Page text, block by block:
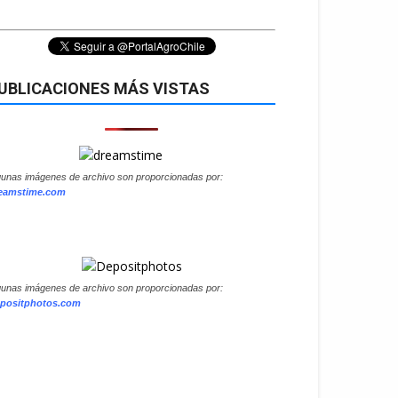
MÁS VISTAS
imágenes de archivo son proporcionadas por:
imágenes de archivo son proporcionadas por: